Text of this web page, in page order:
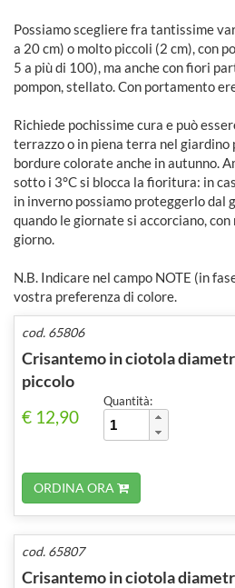
Possiamo scegliere fra tantissime
a 20 cm) o molto piccoli (2 cm), con
5 a più di 100), ma anche con fiori
pompon, stellato. Con portamento
Richiede pochissime cura e può
terrazzo o in piena terra nel giardino
bordure colorate anche in autunno.
sotto i 3°C si blocca la fioritura: in
in inverno possiamo proteggerlo dal
quando le giornate si accorciano,
giorno.
N.B. Indicare nel campo NOTE (in
vostra preferenza di colore.
cod. 65806
Crisantemo in ciotola
piccolo
€ 12,90
Quantità:
ORDINA ORA
cod. 65807
Crisantemo in ciotola